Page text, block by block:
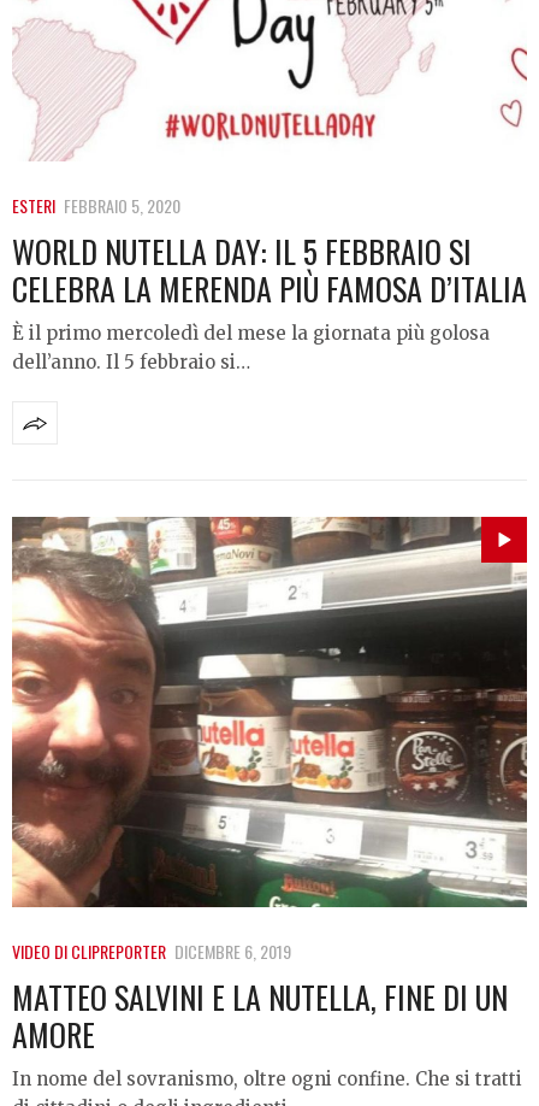
ESTERI FEBBRAIO 5, 2020
WORLD NUTELLA DAY: IL 5 FEBBRAIO SI
CELEBRA LA MERENDA PIÙ FAMOSA D’ITALIA
È il primo mercoledì del mese la giornata più golosa
dell’anno. Il 5 febbraio si…
VIDEO DI CLIPREPORTER DICEMBRE 6, 2019
MATTEO SALVINI E LA NUTELLA, FINE DI UN
AMORE
In nome del sovranismo, oltre ogni confine. Che si tratti